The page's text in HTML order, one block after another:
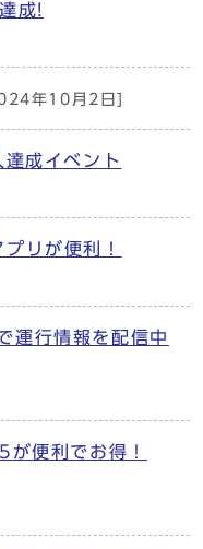
成!
年10月2日]
成イベント
リが便利！
運行情報を配信中
便利でお得！